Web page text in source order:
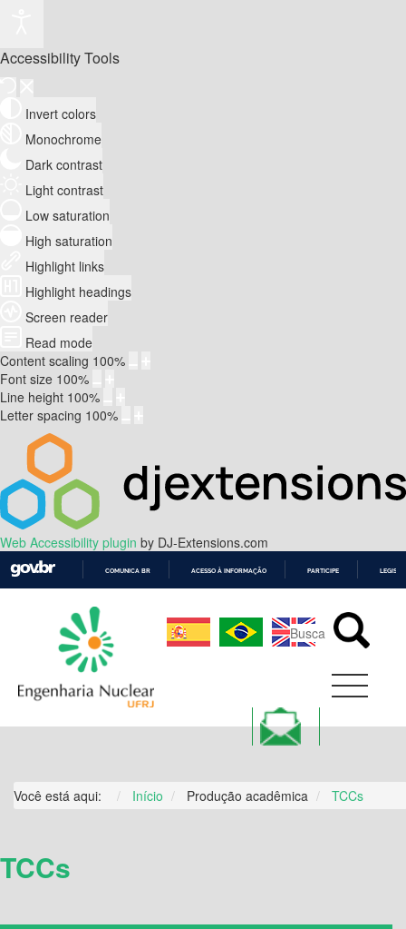
Accessibility Tools
Invert colors
Monochrome
Dark contrast
Light contrast
Low saturation
High saturation
Highlight links
Highlight headings
Screen reader
Read mode
Content scaling 100%
Font size 100%
Line height 100%
Letter spacing 100%
Web Accessibility plugin by DJ-Extensions.com
CONTEÚDO
COMUNICA BR ACESSO À INFORMAÇÃO PARTICIPE
Você está aqui: Início Produção acadêmica TCCs
TCCs